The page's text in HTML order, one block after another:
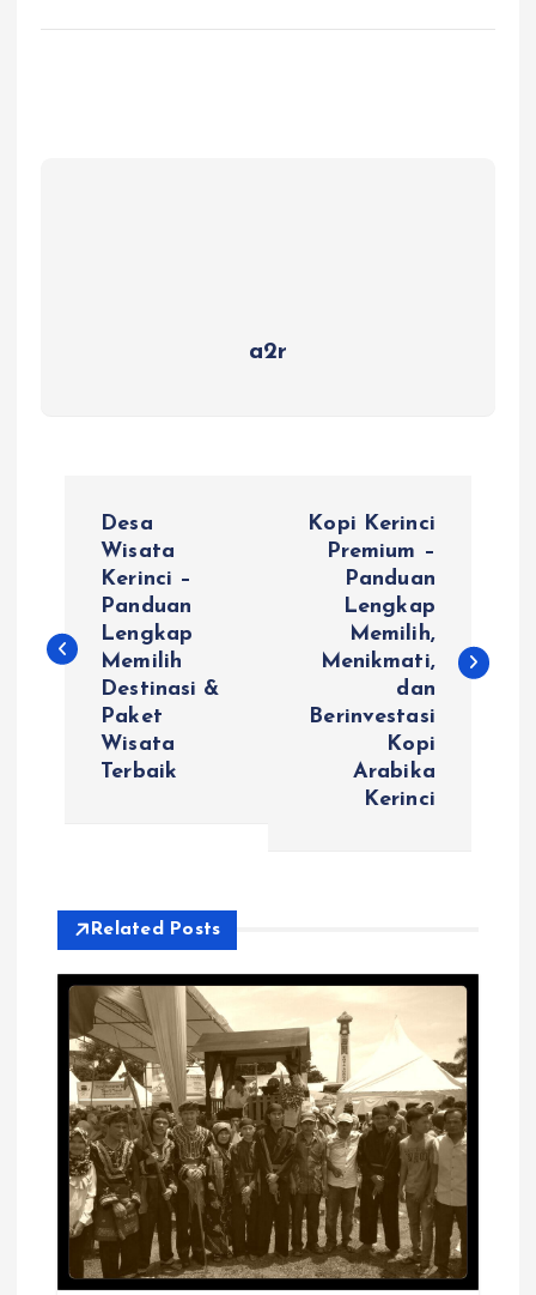
a2r
t
g
n
Desa
Wisata
Kerinci –
Panduan
Lengkap
Memilih
Destinasi &
Paket
Wisata
Terbaik
Kopi Kerinci
Premium –
Panduan
Lengkap
Memilih,
Menikmati,
dan
Berinvestasi
Kopi
Arabika
Kerinci
Related Posts